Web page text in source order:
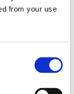
from your use
de Serralves